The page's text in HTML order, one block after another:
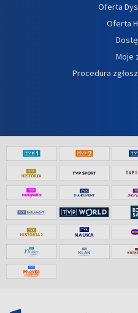
Oferta
Oferta
Moje
Procedura